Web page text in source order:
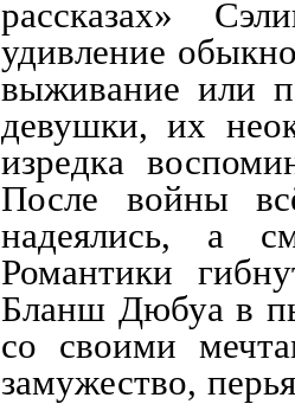
рассказах»
удивление
выживание или
девушки, их
изредка
После войны
надеялись, а
Романтики
Бланш Дюбуа в
со своими
замужество,